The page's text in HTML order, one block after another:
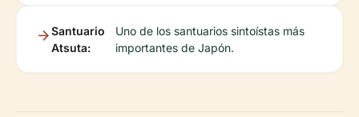
Santuario
Atsuta:
Uno de los santuarios sintoístas más
importantes de Japón.